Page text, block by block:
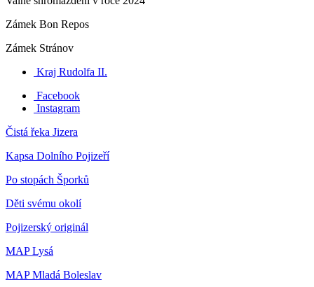
Zámek Bon Repos
Zámek Stránov
Kraj Rudolfa II.
Facebook
Instagram
Čistá řeka Jizera
Kapsa Dolního Pojizeří
Po stopách Šporků
Děti svému okolí
Pojizerský originál
MAP Lysá
MAP Mladá Boleslav